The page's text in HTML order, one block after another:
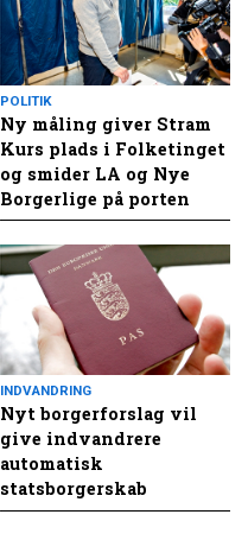
POLITIK
Ny måling giver Stram
Kurs plads i Folketinget
og smider LA og Nye
Borgerlige på porten
INDVANDRING
Nyt borgerforslag vil
give indvandrere
automatisk
statsborgerskab